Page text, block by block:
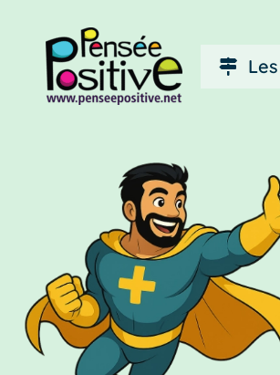
contenu